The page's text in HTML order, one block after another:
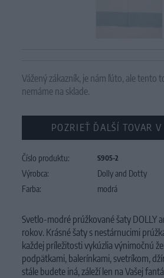
Vážený zákazník, je nám ľúto, ale tento
nemáme na sklade.
POZRIEŤ ĎALŠÍ TOVAR V
Číslo produktu: S905-2
Výrobca:
Dolly and Dotty
Farba:
modrá
Svetlo-modré prúžkované šaty DOLLY
rokov. Krásné šaty s nestárnucimi
každej príležitosti vykúzlia výnimočnú
podpätkami, balerínkami, svetríkom,
stále budete iná, záleží len na Vašej